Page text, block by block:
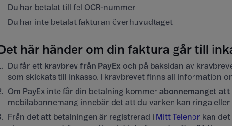
Du har betalat till fel OCR-nummer
Du har inte betalat fakturan överhuvudtaget
Det här händer om din faktura går till
Du får ett kravbrev från PayEx och på baksidan av
som skickats till inkasso. I kravbrevet finns all information
Om PayEx inte får din betalning kommer abonnemanget att
mobilabonnemang innebär det att du varken kan ringa
Från det att betalningen är registrerad i Mitt Telenor kan